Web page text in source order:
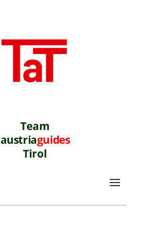
Team
austriaguides
Tirol